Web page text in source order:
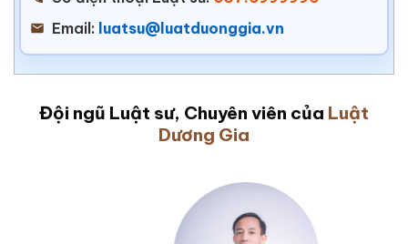
Email: luatsu@luatduonggia.vn
Đội ngũ Luật sư, Chuyên viên của Luật
Dương Gia